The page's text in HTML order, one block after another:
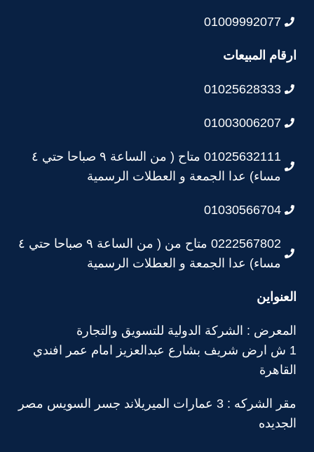
01009992077
ارقام المبيعات
01025628333
01003006207
01025632111 متاح ( من الساعة ٩ صباحا حتي ٤
مساء) عدا الجمعة و العطلات الرسمية
01030566704
0222567802 متاح من ( من الساعة ٩ صباحا حتي ٤
مساء) عدا الجمعة و العطلات الرسمية
العنواين
المعرض : الشركة الدولية للتسويق والتجارة
1 ش ارض شريف بشارع عبدالعزيز امام عمر افندي
القاهرة
مقر الشركه : 3 عمارات الميريلاند جسر السويس مصر
الجديده